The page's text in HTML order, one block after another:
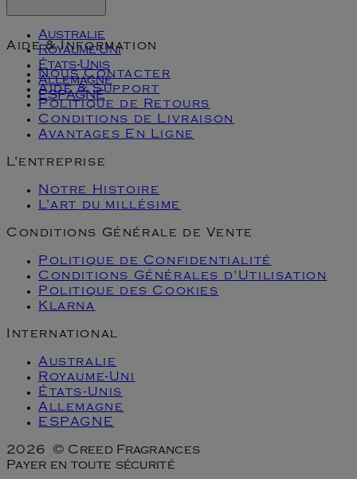
Australie
Royaume-Uni
États-Unis
Allemagne
ESPAGNE
Aide & Information
Nous Contacter
Aide & Support
Politique de Retours
Conditions de Livraison
Avantages En Ligne
L'entreprise
Notre Histoire
L'art du millésime
Conditions Générale de Vente
Politique de Confidentialité
Conditions Générales d'Utilisation
Politique des Cookies
Klarna
International
Australie
Royaume-Uni
États-Unis
Allemagne
ESPAGNE
2026 © Creed Fragrances
Payer en toute sécurité